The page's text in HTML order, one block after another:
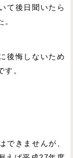
て後日聞いたら
後悔しないため
。
できませんが、